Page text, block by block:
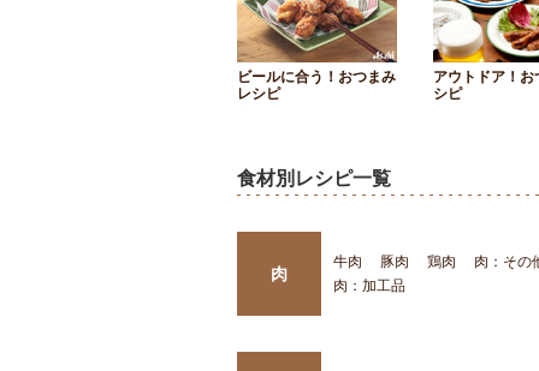
ビールに合う！おつまみ
レシピ
アウトドア！お
シピ
食材別レシピ一覧
肉
牛肉 豚肉 鶏肉
肉：その
肉：加工品